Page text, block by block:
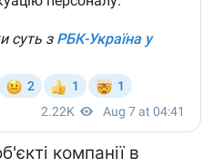
компанії в